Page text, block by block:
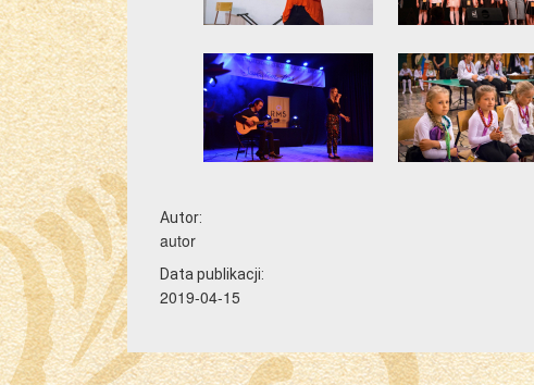
Autor:
autor
Data publikacji:
2019-04-15